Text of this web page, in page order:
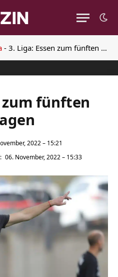
- 3. Liga: Essen zum fünften Mal ungeschlagen
zum fünften
2022 – 15:21
06. November, 2022 – 15:33